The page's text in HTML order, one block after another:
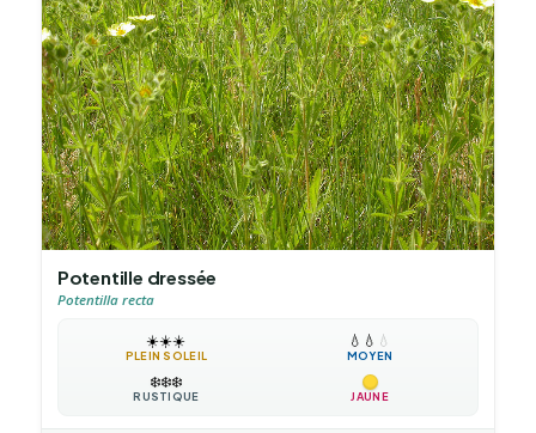
Potentille dressée
Potentilla recta
☀️☀️☀️
PLEIN SOLEIL
💧 💧 💧
MOYEN
❄️❄️❄️
RUSTIQUE JAUNE